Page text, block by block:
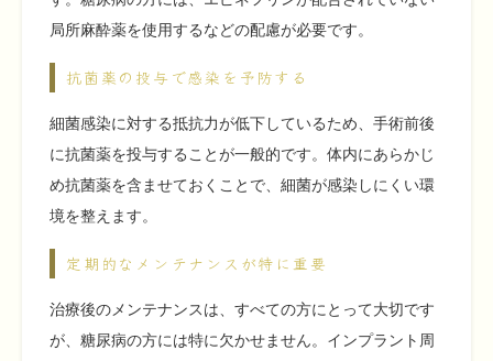
局所麻酔薬を使用するなどの配慮が必要です。
抗菌薬の投与で感染を予防する
細菌感染に対する抵抗力が低下しているため、手術前後
に抗菌薬を投与することが一般的です。体内にあらかじ
め抗菌薬を含ませておくことで、細菌が感染しにくい環
境を整えます。
定期的なメンテナンスが特に重要
治療後のメンテナンスは、すべての方にとって大切です
が、糖尿病の方には特に欠かせません。インプラント周